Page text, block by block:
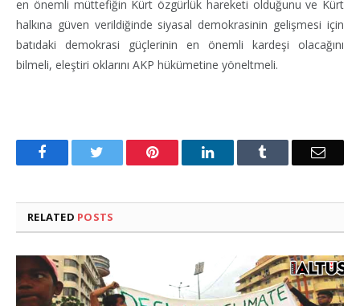
en önemli müttefiğin Kürt özgürlük hareketi olduğunu ve Kürt
halkına güven verildiğinde siyasal demokrasinin gelişmesi için
batıdaki demokrasi güçlerinin en önemli kardeşi olacağını
bilmeli, eleştiri oklarını AKP hükümetine yöneltmeli.
Facebook Pinterest LinkedIn Email
RELATED POSTS